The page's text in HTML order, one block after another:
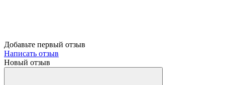
Добавьте первый отзыв
Написать отзыв
Новый отзыв